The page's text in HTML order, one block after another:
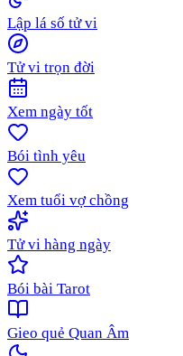
Lập lá số tử vi
Tử vi trọn đời
Xem ngày tốt
Bói tình yêu
Xem tuổi vợ chồng
Tử vi hàng ngày
Bói bài Tarot
Gieo quẻ Quan Âm